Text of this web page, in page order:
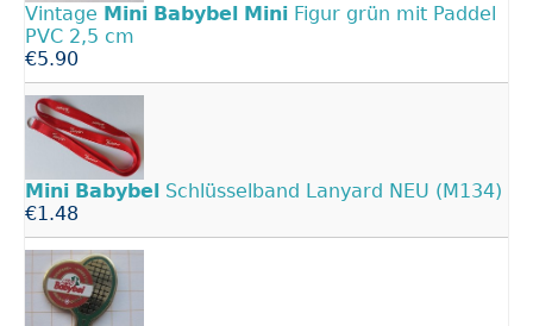
Vintage Mini Babybel Mini Figur grün mit Paddel
PVC 2,5 cm
€5.90
Mini Babybel Schlüsselband Lanyard NEU (M134)
€1.48